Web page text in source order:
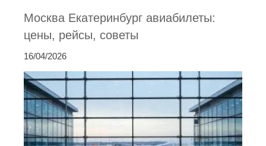
Москва Екатеринбург авиабилеты:
цены, рейсы, советы
16/04/2026